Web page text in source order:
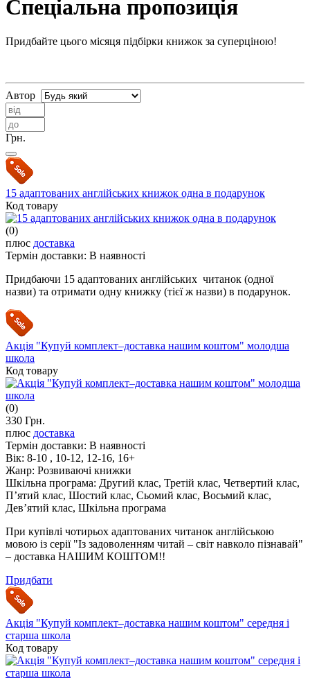
Спеціальна пропозиція
Придбайте цього місяця підбірки книжок за суперціною!
Автор
Грн.
15 адаптованих англійських книжок одна в подарунок
Код товару
(0)
плюс доставка
Термін доставки: В наявності
Придбаючи 15 адаптованих англійських читанок (одної
назви) та отримати одну книжку (тієї ж назви) в подарунок.
Акція "Купуй комплект–доставка нашим коштом" молодша
школа
Код товару
(0)
330 Грн.
плюс доставка
Термін доставки: В наявності
Вік: 8-10 , 10-12, 12-16, 16+
Жанр: Розвиваючі книжки
Шкільна програма: Другий клас, Третій клас, Четвертий клас,
П’ятий клас, Шостий клас, Сьомий клас, Восьмий клас,
Дев’ятий клас, Шкільна програма
При купівлі чотирьох адаптованих читанок англійською
мовою із серії "Із задоволенням читай – світ навколо пізнавай"
– доставка НАШИМ КОШТОМ!!
Придбати
Акція "Купуй комплект–доставка нашим коштом" середня і
старша школа
Код товару